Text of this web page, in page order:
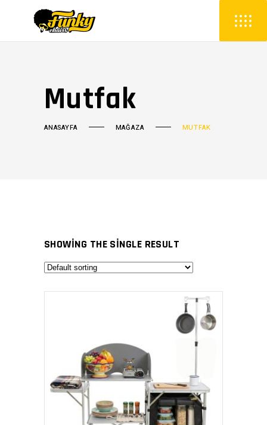
Mutfak
ANASAYFA MAĞAZA MUTFAK
SHOWING THE SINGLE RESULT
SATIN AL